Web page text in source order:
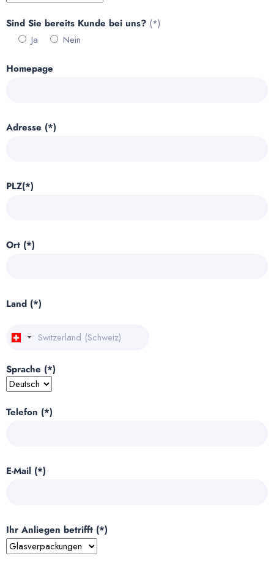
Sind Sie bereits Kunde bei uns? (*)
Ja
Nein
Homepage
Adresse (*)
PLZ(*)
Ort (*)
Land (*)
Sprache (*)
Telefon (*)
E-Mail (*)
Ihr Anliegen betrifft (*)